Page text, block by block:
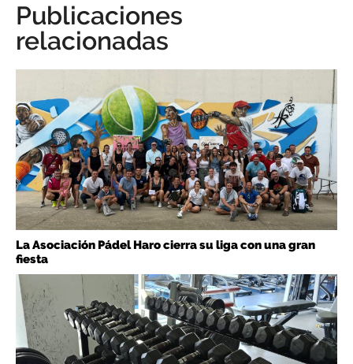
Publicaciones
relacionadas
La Asociación Pádel Haro cierra su liga con una gran
fiesta